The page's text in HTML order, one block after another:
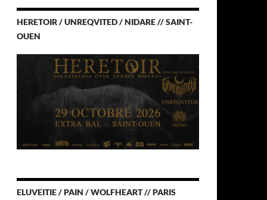
HERETOIR / UNREQVITED / NIDARE // SAINT-
OUEN
ELUVEITIE / PAIN / WOLFHEART // PARIS